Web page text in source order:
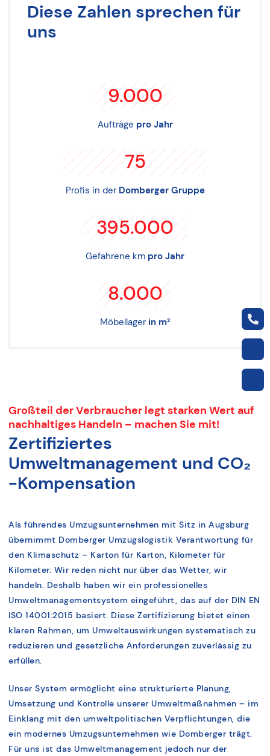
Diese Zahlen sprechen für
uns
9.000
Aufträge pro Jahr
75
Profis in der Domberger Gruppe
395.000
Gefahrene km pro Jahr
8.000
Möbellager in m²
Großteil der Verbraucher legt starken Wert auf
nachhaltiges Handeln – machen Sie mit!
Zertifiziertes
Umweltmanagement und CO₂
-Kompensation
Als führendes Umzugsunternehmen mit Sitz in Augsburg
übernimmt Domberger Umzugslogistik Verantwortung für
den Klimaschutz – Karton für Karton, Kilometer für
Kilometer. Wir reden nicht nur über das Wetter, wir
handeln. Deshalb haben wir ein professionelles
Umweltmanagementsystem eingeführt, das auf der DIN EN
ISO 14001:2015 basiert. Diese Zertifizierung bietet einen
klaren Rahmen, um Umweltauswirkungen systematisch zu
reduzieren und gesetzliche Anforderungen zuverlässig zu
erfüllen.
Unser System ermöglicht eine strukturierte Planung,
Umsetzung und Kontrolle unserer Umweltmaßnahmen – im
Einklang mit den umweltpolitischen Verpflichtungen, die
ein modernes Umzugsunternehmen wie Domberger trägt.
Für uns ist das Umweltmanagement jedoch nur der